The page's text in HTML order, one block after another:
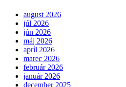
august 2026
júl 2026
jún 2026
máj 2026
apríl 2026
marec 2026
február 2026
január 2026
december 2025